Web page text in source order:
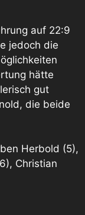
auf 22:9
jedoch die
hätte
gut
die beide
Herbold (5),
Christian